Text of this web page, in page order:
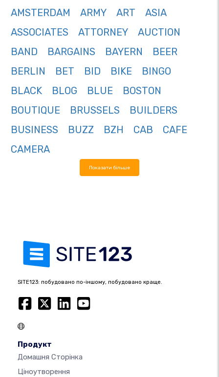
AMSTERDAM
ARMY ART
ASIA
ASSOCIATES
ATTORNEY
AUCTION
BAND
BARGAINS BAYERN
BEER
BERLIN
BET BID BIKE
BINGO
BLACK
BLOG BLUE
BOSTON
BOUTIQUE
BRUSSELS
BUILDERS
BUSINESS
BUZZ BZH CAB
CAFE
CAMERA
Показати більше
SITE123: побудовано по-іншому, побудовано краще.
Продукт
Домашня Сторінка
Ціноутворення